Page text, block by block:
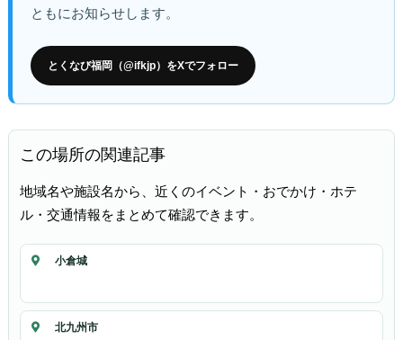
ともにお知らせします。
とくなび福岡（@ifkjp）をXでフォロー
この場所の関連記事
地域名や施設名から、近くのイベント・おでかけ・ホテ
ル・交通情報をまとめて確認できます。
小倉城
北九州市